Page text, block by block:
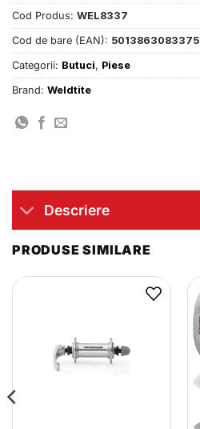
Cod Produs: WEL8337
Cod de bare (EAN): 5013863083375
Categorii: Butuci, Piese
Brand: Weldtite
Descriere
PRODUSE SIMILARE